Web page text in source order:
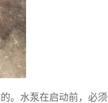
。水泵在启动前，必